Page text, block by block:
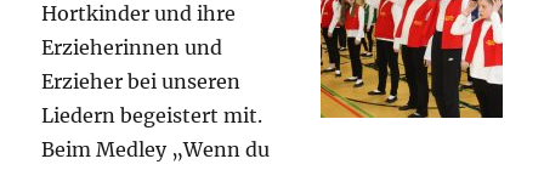
Hortkinder und ihre
Erzieherinnen und
Erzieher bei unseren
Liedern begeistert mit.
Beim Medley „Wenn du